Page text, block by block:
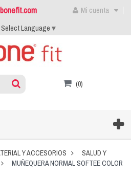
Mi cuenta
Select Language ▼
(0)
Y ACCESORIOS
SALUD Y
MUÑEQUERA NORMAL SOFTEE COLOR